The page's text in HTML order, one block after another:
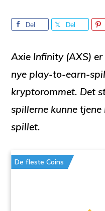
Del Del
Axie Infinity (AXS)
nye play-to-earn-
kryptorommet. Det
spillerne kunne
spillet.
De fleste Coins